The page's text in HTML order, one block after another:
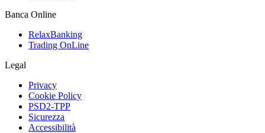
Banca Online
RelaxBanking
Trading OnLine
Legal
Privacy
Cookie Policy
PSD2-TPP
Sicurezza
Accessibilità